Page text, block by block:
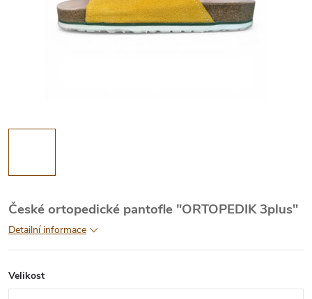
České ortopedické pantofle "ORTOPEDIK 3plus"
Detailní informace
Velikost